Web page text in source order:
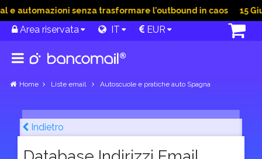
senza trasformare l’outbound in caos 15 Giu
Area riservata IT EUR
Home Liste email Autoscuole e pratiche auto Spagna
Indietro